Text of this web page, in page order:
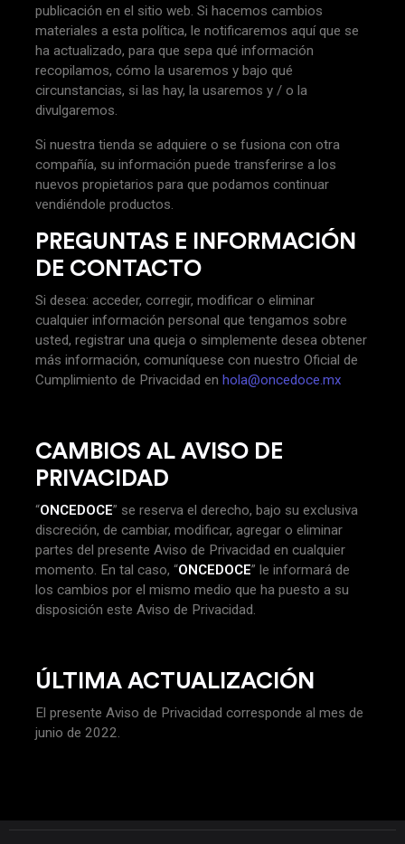
publicación en el sitio web. Si hacemos cambios
materiales a esta política, le notificaremos aquí que se
ha actualizado, para que sepa qué información
recopilamos, cómo la usaremos y bajo qué
circunstancias, si las hay, la usaremos y / o la
divulgaremos.
Si nuestra tienda se adquiere o se fusiona con otra
compañía, su información puede transferirse a los
nuevos propietarios para que podamos continuar
vendiéndole productos.
PREGUNTAS E INFORMACIÓN
DE CONTACTO
Si desea: acceder, corregir, modificar o eliminar
cualquier información personal que tengamos sobre
usted, registrar una queja o simplemente desea obtener
más información, comuníquese con nuestro Oficial de
Cumplimiento de Privacidad en hola@oncedoce.mx
CAMBIOS AL AVISO DE
PRIVACIDAD
“ONCEDOCE” se reserva el derecho, bajo su exclusiva
discreción, de cambiar, modificar, agregar o eliminar
partes del presente Aviso de Privacidad en cualquier
momento. En tal caso, “ONCEDOCE” le informará de
los cambios por el mismo medio que ha puesto a su
disposición este Aviso de Privacidad.
ÚLTIMA ACTUALIZACIÓN
El presente Aviso de Privacidad corresponde al mes de
junio de 2022.